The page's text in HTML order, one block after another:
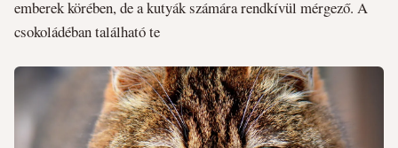
emberek körében, de a kutyák számára rendkívül mérgező. A
csokoládéban található te